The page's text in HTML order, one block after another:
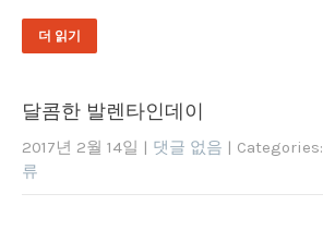
더 읽기
달콤한 발렌타인데이
2017년 2월 14일 | 댓글 없음 | Categories:
류